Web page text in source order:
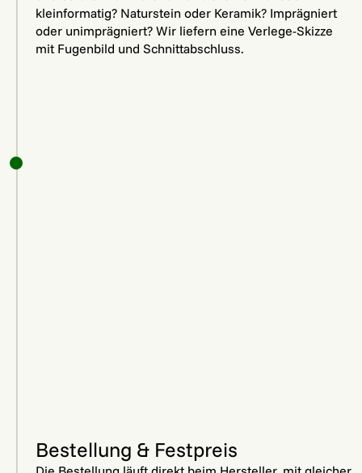
kleinformatig? Naturstein oder Keramik? Imprägniert
oder unimprägniert? Wir liefern eine Verlege-Skizze
mit Fugenbild und Schnittabschluss.
Bestellung & Festpreis